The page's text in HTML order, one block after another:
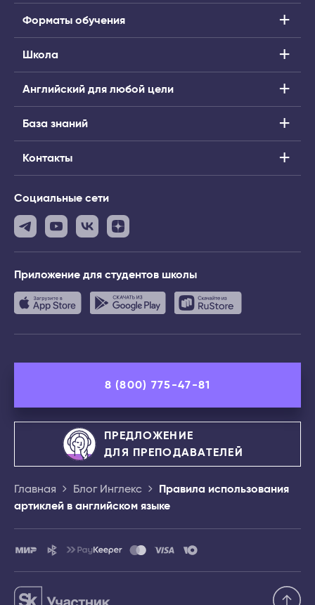
Форматы обучения
Школа
Английский для любой цели
База знаний
Контакты
Социальные сети
Приложение для студентов школы
8 (800) 775-47-81
ПРЕДЛОЖЕНИЕ
ДЛЯ ПРЕПОДАВАТЕЛЕЙ
Главная Блог Инглекс
Правила использования
артиклей в английском языке